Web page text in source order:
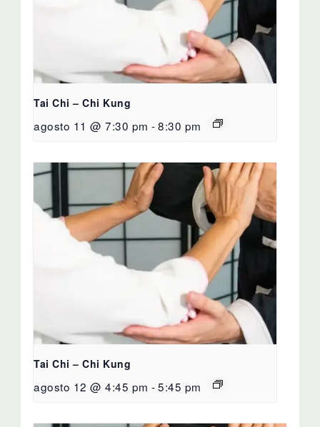
Tai Chi – Chi Kung
agosto 11 @ 7:30 pm -8:30 pm
Tai Chi – Chi Kung
agosto 12 @ 4:45 pm -5:45 pm